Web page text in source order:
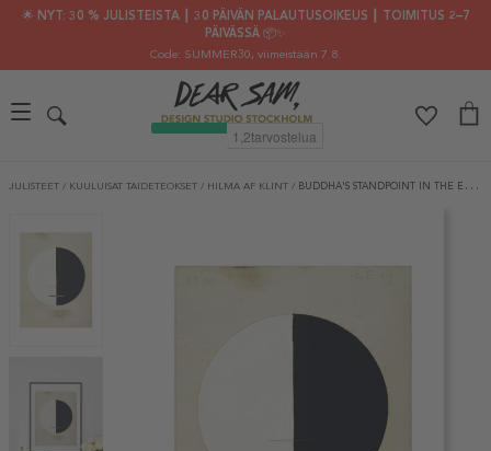
🌟 NYT: 30 % JULISTEISTA ┃ 30 PÄIVÄN PALAUTUSOIKEUS ┃ TOIMITUS 2–7
PÄIVÄSSÄ 📦✨
Code: SUMMER30, viimeistään 7.8.
JULISTEET / KUULUISAT TAIDETEOKSET / HILMA AF KLINT / BUDDHA'S STANDPOINT IN THE EARTHLY LIFE NO 3A BY HILMA AF KLINT